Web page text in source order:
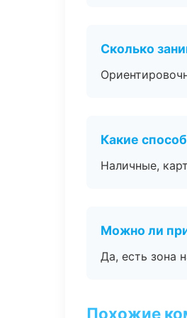
Сколько
Какие
Наличные,
Можно ли
Да, есть зона
Похожие